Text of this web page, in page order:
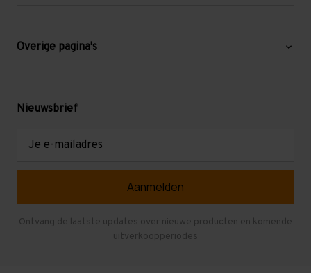
Blog
Levering en afhalen
Overige pagina's
Mezzanine
Gebruikte entresolvloeren
Nieuwsbrief
Ontvang de laatste updates over nieuwe producten en komende
uitverkoopperiodes